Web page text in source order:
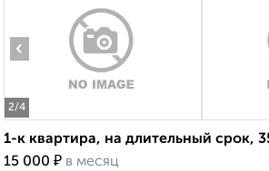
2/4
‹
1-к квартира, на длительный срок,
15 000 ₽ в месяц